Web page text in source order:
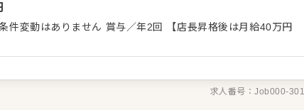
されています。あなたの「やってみたい」「学びたい」と
ノウハウをイチからお教えします！
せん 賞与／年2回 【店長昇格後は月給40万円
求人番号：Job000-